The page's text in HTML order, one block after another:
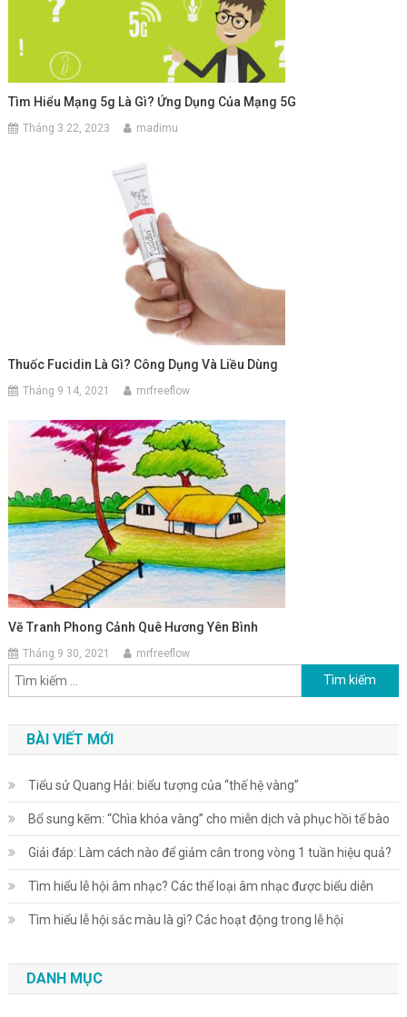
Tìm Hiểu Mạng 5g Là Gì? Ứng Dụng Của Mạng 5G
Tháng 3 22, 2023 madimu
Thuốc Fucidin Là Gì? Công Dụng Và Liều Dùng
Tháng 9 14, 2021 mrfreeflow
Vẽ Tranh Phong Cảnh Quê Hương Yên Bình
Tháng 9 30, 2021 mrfreeflow
Tìm kiếm cho:
BÀI VIẾT MỚI
Tiểu sử Quang Hải: biểu tượng của “thế hệ vàng”
Bổ sung kẽm: “Chìa khóa vàng” cho miễn dịch và phục hồi tế bào
Giải đáp: Làm cách nào để giảm cân trong vòng 1 tuần hiệu quả?
Tìm hiểu lễ hội âm nhạc? Các thể loại âm nhạc được biểu diễn
Tìm hiểu lễ hội sắc màu là gì? Các hoạt động trong lễ hội
DANH MỤC